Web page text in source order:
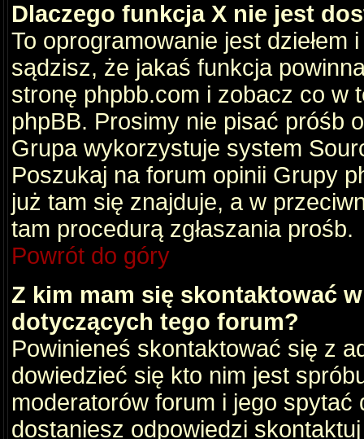
Dlaczego funkcja X nie jest
To oprogramowanie jest dziełem
sądzisz, że jakaś funkcja
stronę phpbb.com i zobacz co w
phpBB. Prosimy nie pisać próśb
Grupa wykorzystuje system
Poszukaj na forum opinii Grupy
już tam się znajduje, a w
tam procedurą zgłaszania prośb.
Powrót do góry
Z kim mam się skontaktować
dotyczących tego forum?
Powinieneś skontaktować się z
dowiedzieć się kto nim jest
moderatorów forum i jego
dostaniesz odpowiedzi